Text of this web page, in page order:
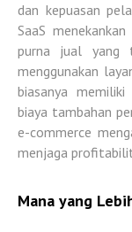
dan kepuasan
SaaS
purna jual yang
menggunakan
biasanya
biaya tambahan
e-commerce
menjaga
Mana yang